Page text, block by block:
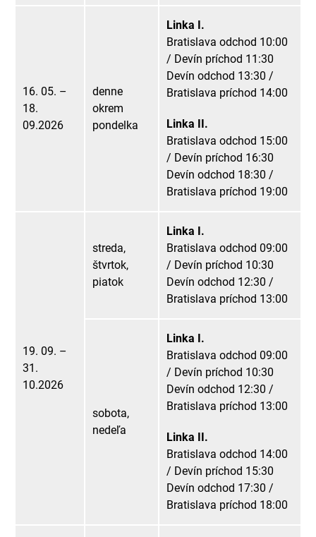
16. 05. –
18.
09.2026
denne
okrem
pondelka
Linka I.
Bratislava odchod 10:00
/ Devín príchod 11:30
Devín odchod 13:30 /
Bratislava príchod 14:00
Linka II.
Bratislava odchod 15:00
/ Devín príchod 16:30
Devín odchod 18:30 /
Bratislava príchod 19:00
19. 09. –
31.
10.2026
streda,
štvrtok,
piatok
Linka I.
Bratislava odchod 09:00
/ Devín príchod 10:30
Devín odchod 12:30 /
Bratislava príchod 13:00
sobota,
nedeľa
Linka I.
Bratislava odchod 09:00
/ Devín príchod 10:30
Devín odchod 12:30 /
Bratislava príchod 13:00
Linka II.
Bratislava odchod 14:00
/ Devín príchod 15:30
Devín odchod 17:30 /
Bratislava príchod 18:00